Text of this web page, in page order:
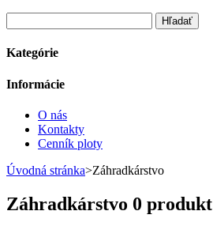
Kategórie
Informácie
O nás
Kontakty
Cenník ploty
Úvodná stránka>Záhradkárstvo
Záhradkárstvo 0 produkt